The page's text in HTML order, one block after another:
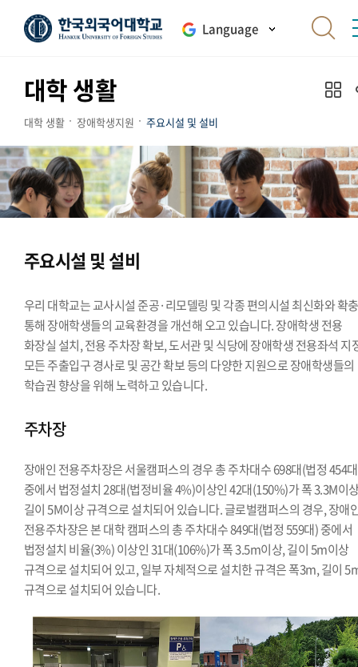
Language
대학 생활
대학 생활 장애학생지원 주요시설 및 설비
주요시설 및 설비
우리 대학교는 교사시설 준공·리모델링 및 각종 편의시설 최신화와 확
통해 장애학생들의 교육환경을 개선해 오고 있습니다. 장애학생 전용
화장실 설치, 전용 주차장 확보, 도서관 및 식당에 장애학생 전용좌석 지
모든 주출입구 경사로 및 공간 확보 등의 다양한 지원으로 장애학생들의
학습권 향상을 위해 노력하고 있습니다.
주차장
장애인 전용주차장은 서울캠퍼스의 경우 총 주차대수 698대(법정 454
중에서 법정설치 28대(법정비율 4%)이상인 42대(150%)가 폭 3.3M이
길이 5M이상 규격으로 설치되어 있습니다. 글로벌캠퍼스의 경우, 장애
전용주차장은 본 대학 캠퍼스의 총 주차대수 849대(법정 559대) 중에서
법정설치 비율(3%) 이상인 31대(106%)가 폭 3.5m이상, 길이 5m이상
규격으로 설치되어 있고, 일부 자체적으로 설치한 규격은 폭3m, 길이
규격으로 설치되어 있습니다.